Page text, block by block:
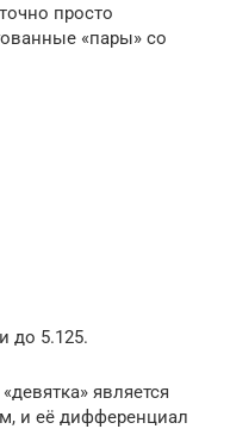
просто
«пары» со
до 5.125.
является
и её дифференциал